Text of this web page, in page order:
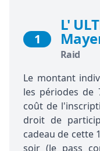
1
L'
Raid
Le montant
les périodes de
coût de
droit de
cadeau de cette
soir (le pass